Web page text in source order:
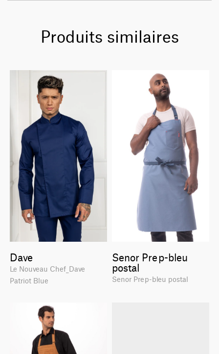
Produits similaires
Dave
Le Nouveau Chef_Dave
Patriot Blue
Senor Prep-bleu
postal
Senor Prep-bleu postal